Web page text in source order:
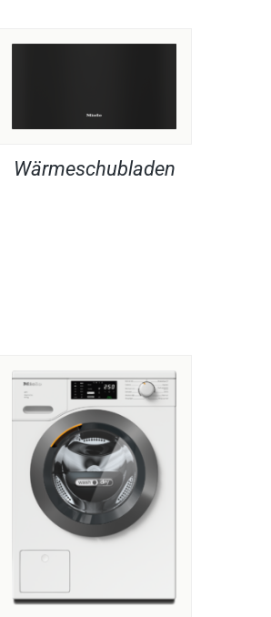
Wärmeschubladen